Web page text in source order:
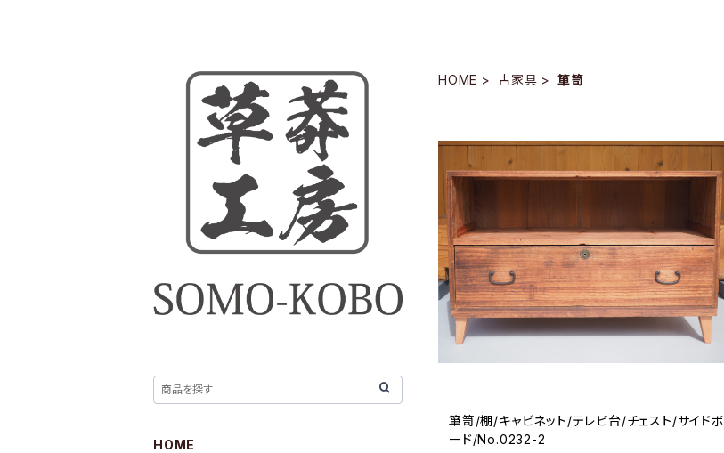
HOME 古家具 箪笥
箪笥/棚/キャビネット/テレビ台/チェスト/サイドボ
ード/No.0232-2
HOME